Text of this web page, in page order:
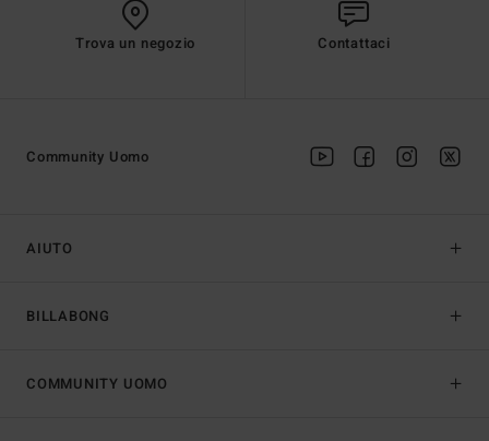
Trova un negozio Contattaci
AIUTO
BILLABONG
Community Uomo
COMMUNITY UOMO